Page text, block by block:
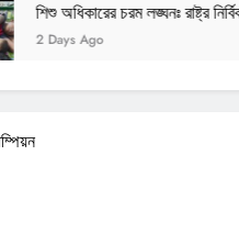
রাষ্ট্র নির্বিকার, জনগণ যার যার